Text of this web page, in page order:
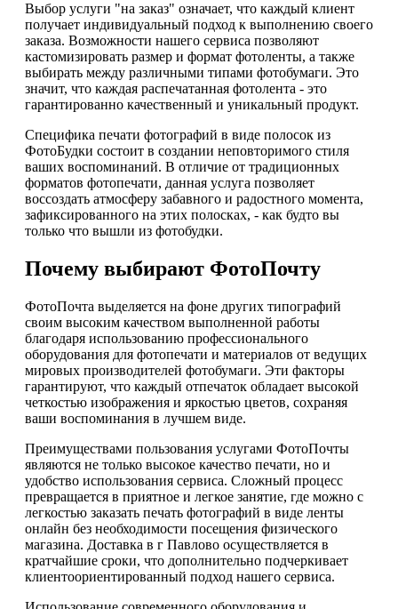
Выбор услуги "на заказ" означает, что каждый клиент
получает индивидуальный подход к выполнению своего
заказа. Возможности нашего сервиса позволяют
кастомизировать размер и формат фотоленты, а также
выбирать между различными типами фотобумаги. Это
значит, что каждая распечатанная фотолента - это
гарантированно качественный и уникальный продукт.
Специфика печати фотографий в виде полосок из
ФотоБудки состоит в создании неповторимого стиля
ваших воспоминаний. В отличие от традиционных
форматов фотопечати, данная услуга позволяет
воссоздать атмосферу забавного и радостного момента,
зафиксированного на этих полосках, - как будто вы
только что вышли из фотобудки.
Почему выбирают ФотоПочту
ФотоПочта выделяется на фоне других типографий
своим высоким качеством выполненной работы
благодаря использованию профессионального
оборудования для фотопечати и материалов от ведущих
мировых производителей фотобумаги. Эти факторы
гарантируют, что каждый отпечаток обладает высокой
четкостью изображения и яркостью цветов, сохраняя
ваши воспоминания в лучшем виде.
Преимуществами пользования услугами ФотоПочты
являются не только высокое качество печати, но и
удобство использования сервиса. Сложный процесс
превращается в приятное и легкое занятие, где можно с
легкостью заказать печать фотографий в виде ленты
онлайн без необходимости посещения физического
магазина. Доставка в г Павлово осуществляется в
кратчайшие сроки, что дополнительно подчеркивает
клиентоориентированный подход нашего сервиса.